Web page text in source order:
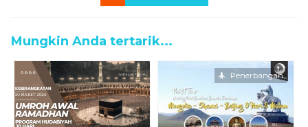
Mungkin Anda tertarik...
Penerbangan